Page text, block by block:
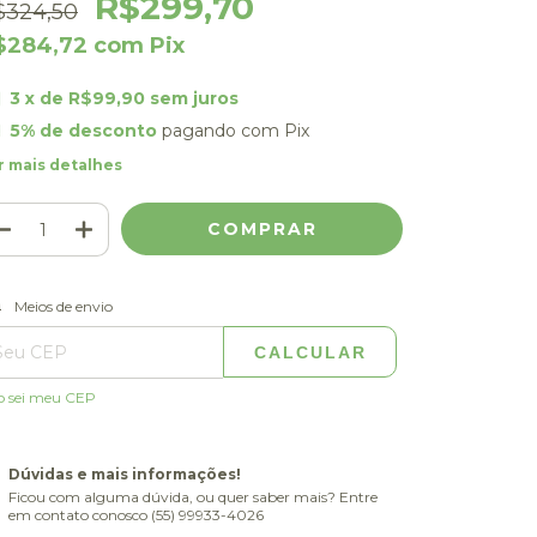
com Pix
3 x de R$99,90 sem juros
5% de descontopagando com Pix
mais detalhes
para o CEP:
Meios de envio
CALCULAR
sei meu CEP
Dúvidas e mais informações!
Ficou com alguma dúvida, ou quer saber mais? Entre
em contato conosco (55) 99933-4026